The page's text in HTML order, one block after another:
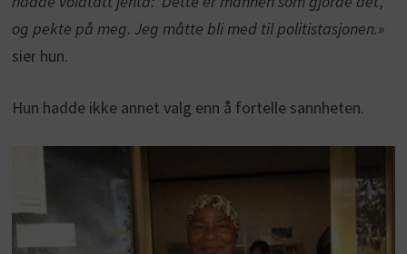
og pekte på meg. Jeg måtte bli med til politistasjonen.»
sier hun.
Hun hadde ikke annet valg enn å fortelle sannheten.